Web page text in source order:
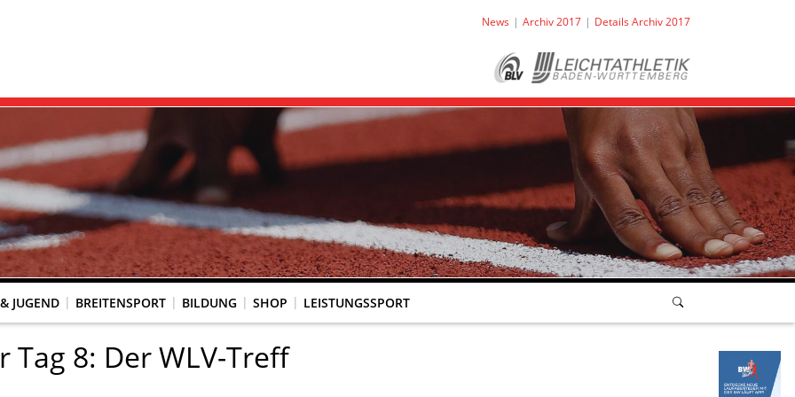
News Archiv 2017 Details Archiv 2017
JUGEND BREITENSPORT BILDUNG SHOP LEISTUNGSSPORT
Tag 8: Der WLV-Treff